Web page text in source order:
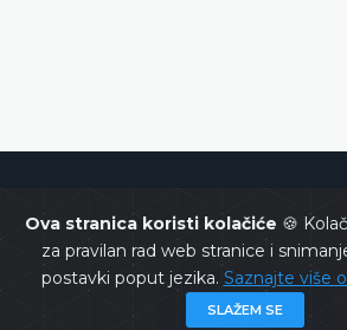
Ova stranica koristi kolačiće 🍪
za pravilan rad web stranice i
postavki poput jezika. Saznajte više
SLAŽEM SE
Ustavni sud BiH